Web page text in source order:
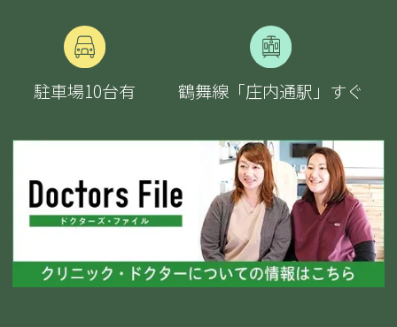
駐車場10台有 鶴舞線「庄内通駅」すぐ